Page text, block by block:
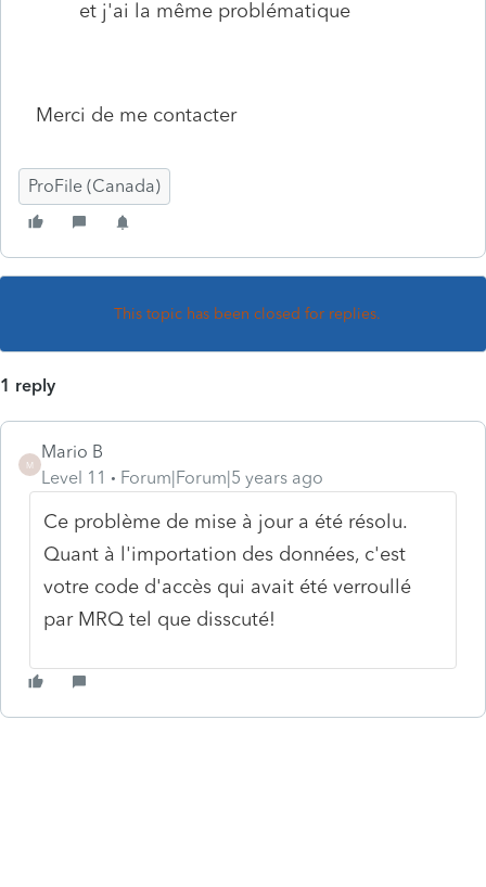
et j'ai la même problématique
Merci de me contacter
ProFile (Canada)
This topic has been closed for replies.
1 reply
M
Mario B
Level 11
Forum|Forum|5 years ago
Ce problème de mise à jour a été résolu.
Quant à l'importation des données, c'est
votre code d'accès qui avait été verroullé
par MRQ tel que disscuté!